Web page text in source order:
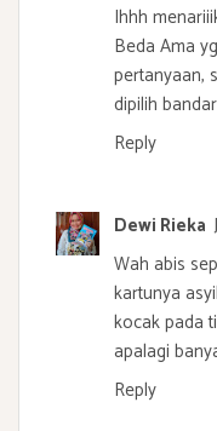
Ihhh
Beda Ama
pertanyaan,
dipilih
Reply
Dewi Rieka
Wah abis
kartunya
kocak pada
apalagi
Reply